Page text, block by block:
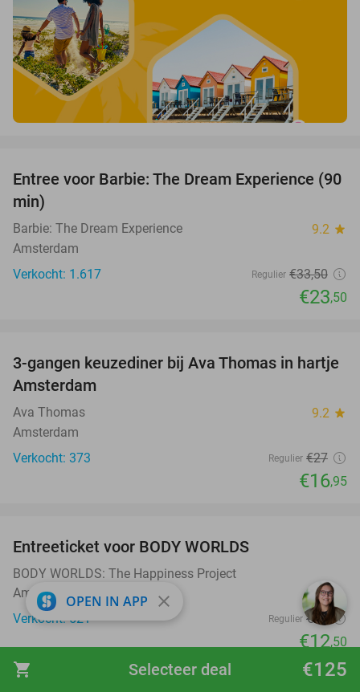
shopping_cart €125
Selecteer deal
30%
Entree voor Barbie: The Dream Experience (90
min)
Barbie: The Dream Experience 9.2 star
Amsterdam
Verkocht: 1.617
Regulier €33,50
€23,50
37%
3-gangen keuzediner bij Ava Thomas in hartje
Amsterdam
Ava Thomas 9.2 star
Amsterdam
Verkocht: 373
Regulier €27
€16,95
Entreeticket voor BODY WORLDS
BODY WORLDS: The Happiness Project
Amsterdam
Verkocht: 521
Regulier €25
€12,50
favorite_border
OPEN IN APP close